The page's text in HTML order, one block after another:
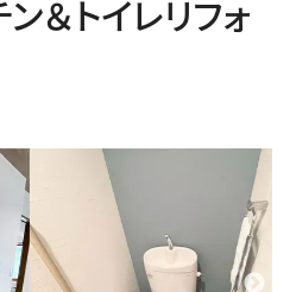
＆トイレリフォ